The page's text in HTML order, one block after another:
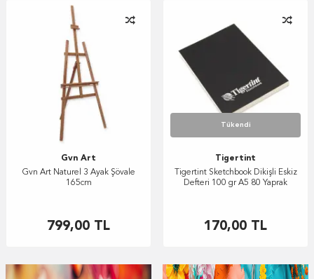
Gvn Art
Gvn Art Naturel 3 Ayak Şövale
165cm
799,00 TL
Tükendi
Tigertint
Tigertint Sketchbook Dikişli Eskiz
Defteri 100 gr A5 80 Yaprak
170,00 TL